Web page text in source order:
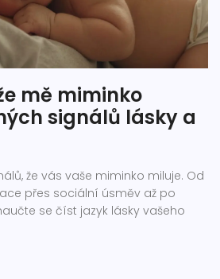
mě miminko
signálů lásky a
že vás vaše miminko miluje. Od
přes sociální úsměv až po
se číst jazyk lásky vašeho